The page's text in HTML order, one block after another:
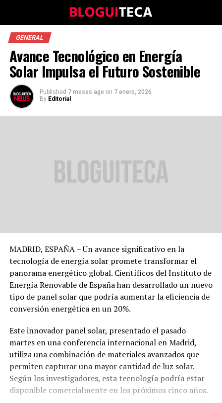
GENERAL
Avance Tecnológico en Energía
Solar Impulsa el Futuro Sostenible
Published 7 meses ago on 7 enero, 2026
By Editorial
MADRID, ESPAÑA – Un avance significativo en la
tecnología de energía solar promete transformar el
panorama energético global. Científicos del Instituto de
Energía Renovable de España han desarrollado un nuevo
tipo de panel solar que podría aumentar la eficiencia de
conversión energética en un 20%.
Este innovador panel solar, presentado el pasado
martes en una conferencia internacional en Madrid,
utiliza una combinación de materiales avanzados que
permiten capturar una mayor cantidad de luz solar.
Según los investigadores, esta tecnología podría estar
disponible comercialmente en los próximos cinco años.